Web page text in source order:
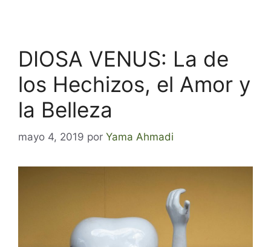
DIOSA VENUS: La de
los Hechizos, el Amor y
la Belleza
mayo 4, 2019 por Yama Ahmadi